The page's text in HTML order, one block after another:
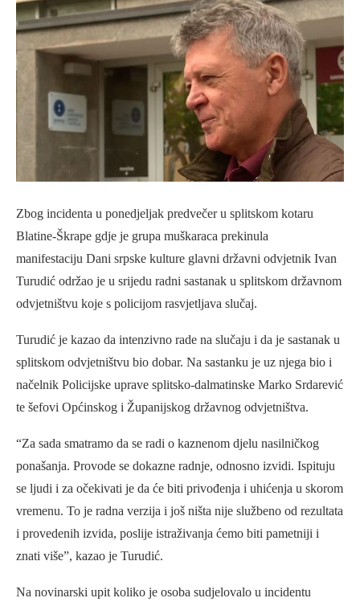
Zbog incidenta u ponedjeljak predvečer u splitskom kotaru
Blatine-Škrape gdje je grupa muškaraca prekinula
manifestaciju Dani srpske kulture glavni državni odvjetnik Ivan
Turudić održao je u srijedu radni sastanak u splitskom državnom
odvjetništvu koje s policijom rasvjetljava slučaj.
Turudić je kazao da intenzivno rade na slučaju i da je sastanak u
splitskom odvjetništvu bio dobar. Na sastanku je uz njega bio i
načelnik Policijske uprave splitsko-dalmatinske Marko Srdarević
te šefovi Općinskog i Županijskog državnog odvjetništva.
“Za sada smatramo da se radi o kaznenom djelu nasilničkog
ponašanja. Provode se dokazne radnje, odnosno izvidi. Ispituju
se ljudi i za očekivati je da će biti privođenja i uhićenja u skorom
vremenu. To je radna verzija i još ništa nije službeno od rezultata
i provedenih izvida, poslije istraživanja ćemo biti pametniji i
znati više”, kazao je Turudić.
Na novinarski upit koliko je osoba sudjelovalo u incidentu